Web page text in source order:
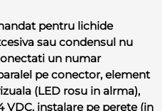
pentru lichide
sau condensul nu
un numar
pe conector, element
(LED rosu in alrma),
VDC, instalare pe perete (in